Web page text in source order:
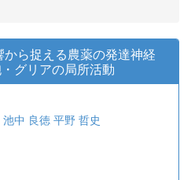
から捉える農薬の発達神経
グリアの局所活動
池中 良徳 平野 哲史